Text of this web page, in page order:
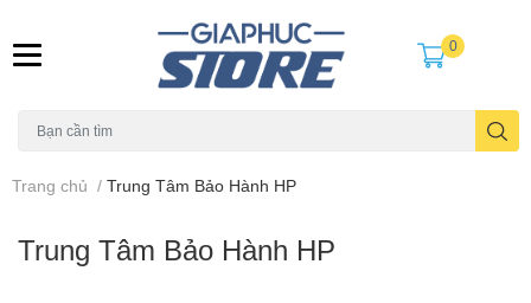
0
Trang chủ / Trung Tâm Bảo Hành HP
Trung Tâm Bảo Hành HP